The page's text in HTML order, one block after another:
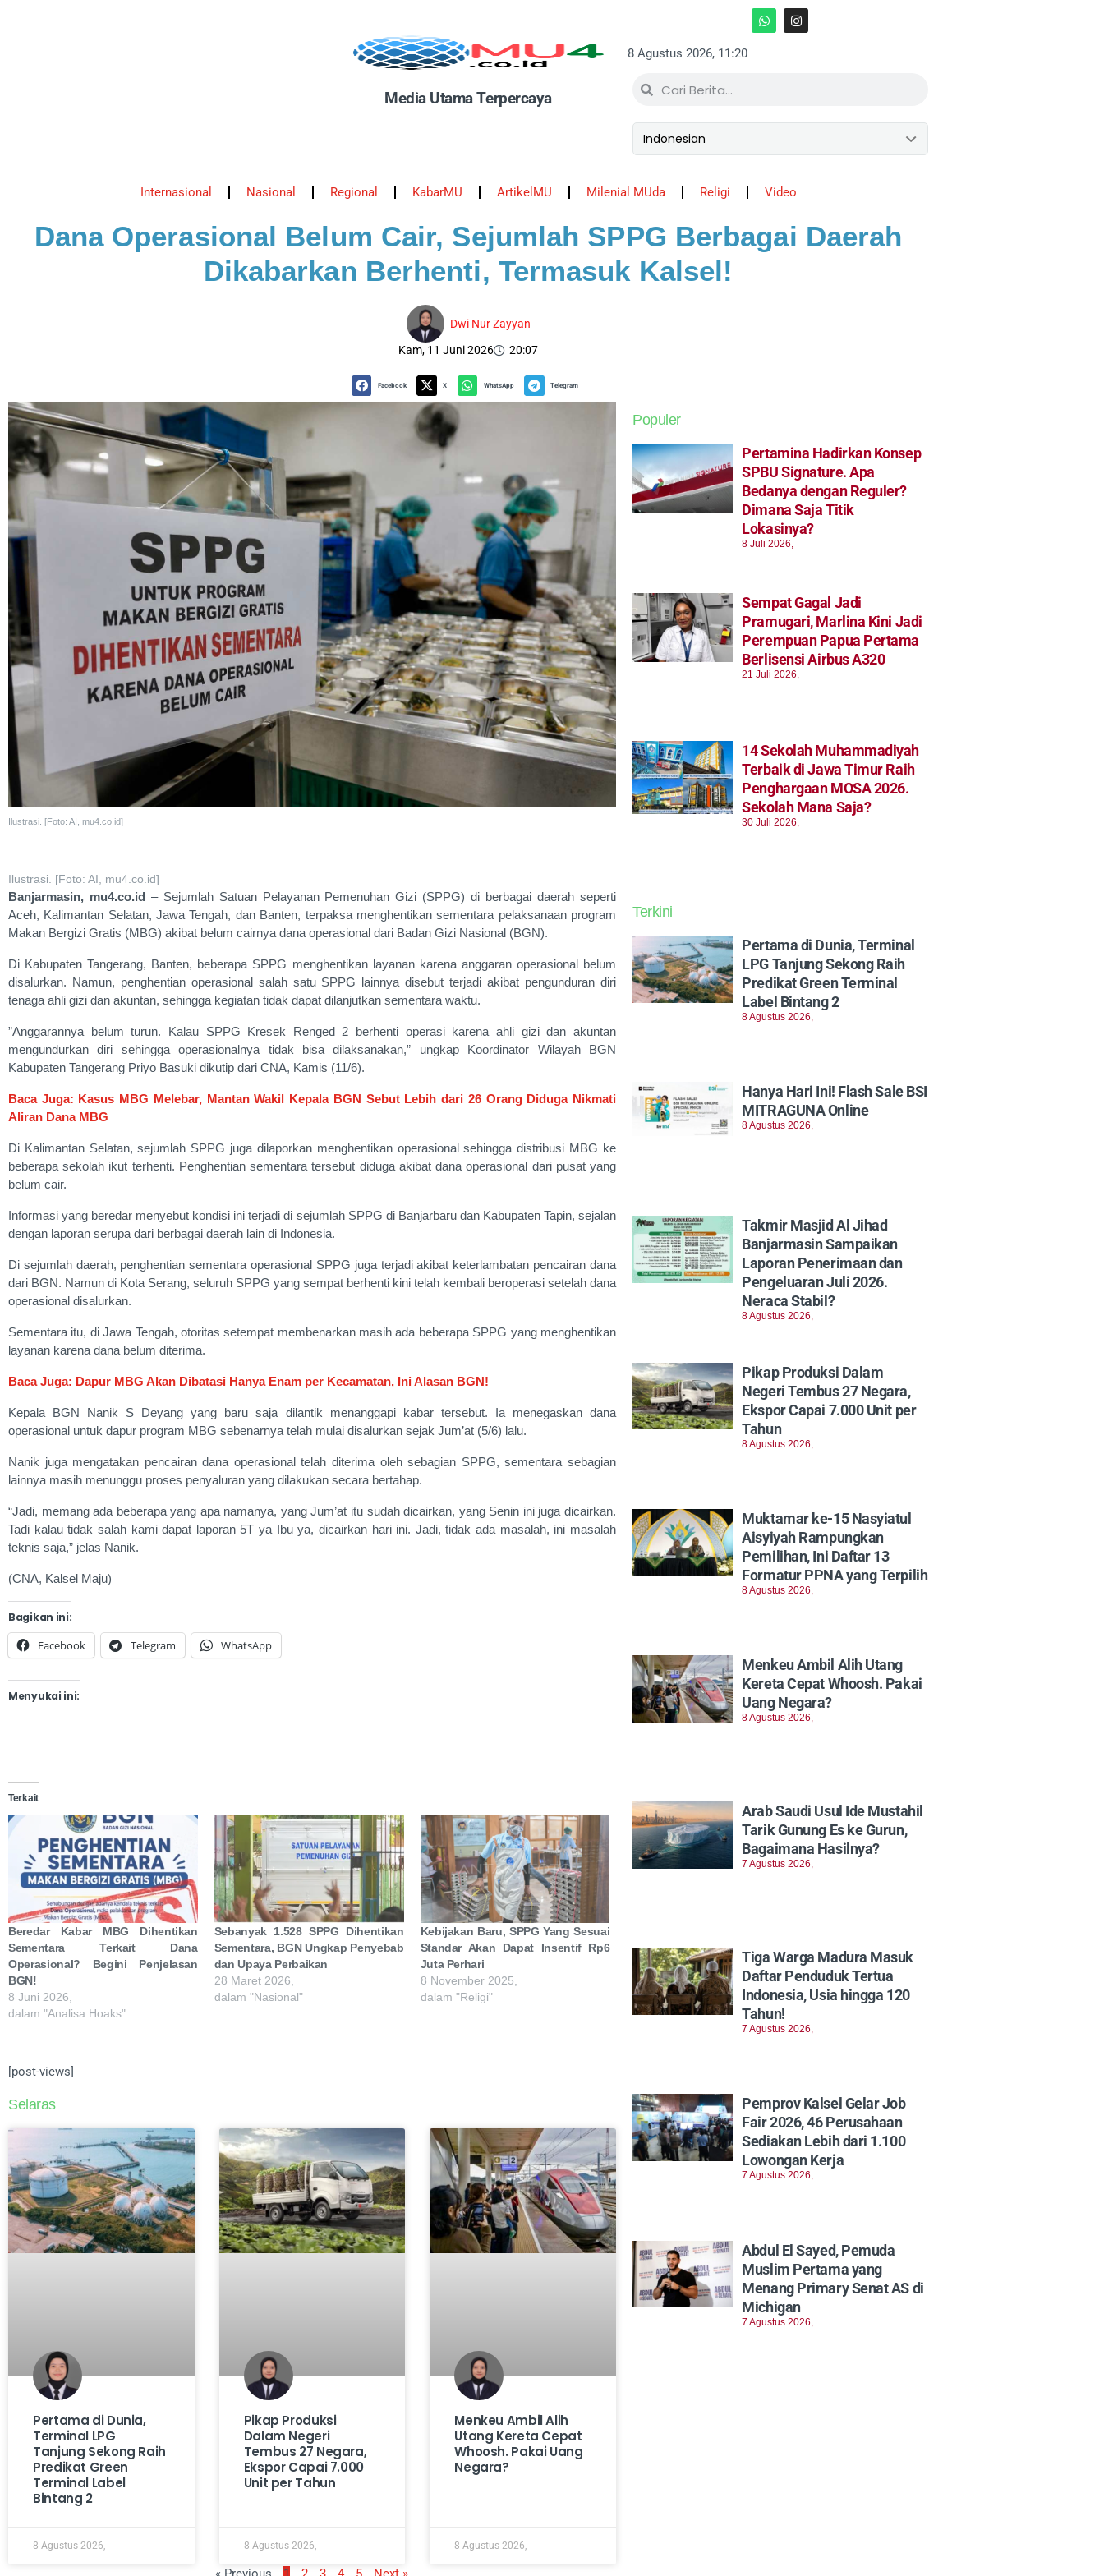
Media Utama Terpercaya
8 Agustus 2026, 11:20
Internasional Nasional Regional KabarMU ArtikelMU Milenial MUda Religi Video
Dana Operasional Belum Cair, Sejumlah SPPG Berbagai Daerah
Dikabarkan Berhenti, Termasuk Kalsel!
Dwi Nur Zayyan
Kam, 11 Juni 2026 20:07
Facebook X WhatsApp Telegram
Ilustrasi. [Foto: AI, mu4.co.id]
Ilustrasi. [Foto: AI, mu4.co.id]
Banjarmasin, mu4.co.id – Sejumlah Satuan Pelayanan Pemenuhan Gizi (SPPG) di berbagai daerah seperti
Aceh, Kalimantan Selatan, Jawa Tengah, dan Banten, terpaksa menghentikan sementara pelaksanaan program
Makan Bergizi Gratis (MBG) akibat belum cairnya dana operasional dari Badan Gizi Nasional (BGN).
Di Kabupaten Tangerang, Banten, beberapa SPPG menghentikan layanan karena anggaran operasional belum
disalurkan. Namun, penghentian operasional salah satu SPPG lainnya disebut terjadi akibat pengunduran diri
tenaga ahli gizi dan akuntan, sehingga kegiatan tidak dapat dilanjutkan sementara waktu.
”Anggarannya belum turun. Kalau SPPG Kresek Renged 2 berhenti operasi karena ahli gizi dan akuntan
mengundurkan diri sehingga operasionalnya tidak bisa dilaksanakan,” ungkap Koordinator Wilayah BGN
Kabupaten Tangerang Priyo Basuki dikutip dari CNA, Kamis (11/6).
Baca Juga: Kasus MBG Melebar, Mantan Wakil Kepala BGN Sebut Lebih dari 26 Orang Diduga Nikmati
Aliran Dana MBG
Di Kalimantan Selatan, sejumlah SPPG juga dilaporkan menghentikan operasional sehingga distribusi MBG ke
beberapa sekolah ikut terhenti. Penghentian sementara tersebut diduga akibat dana operasional dari pusat yang
belum cair.
Informasi yang beredar menyebut kondisi ini terjadi di sejumlah SPPG di Banjarbaru dan Kabupaten Tapin, sejalan
dengan laporan serupa dari berbagai daerah lain di Indonesia.
Di sejumlah daerah, penghentian sementara operasional SPPG juga terjadi akibat keterlambatan pencairan dana
dari BGN. Namun di Kota Serang, seluruh SPPG yang sempat berhenti kini telah kembali beroperasi setelah dana
operasional disalurkan.
Sementara itu, di Jawa Tengah, otoritas setempat membenarkan masih ada beberapa SPPG yang menghentikan
layanan karena dana belum diterima.
Baca Juga: Dapur MBG Akan Dibatasi Hanya Enam per Kecamatan, Ini Alasan BGN!
Kepala BGN Nanik S Deyang yang baru saja dilantik menanggapi kabar tersebut. Ia menegaskan dana
operasional untuk dapur program MBG sebenarnya telah mulai disalurkan sejak Jum’at (5/6) lalu.
Nanik juga mengatakan pencairan dana operasional telah diterima oleh sebagian SPPG, sementara sebagian
lainnya masih menunggu proses penyaluran yang dilakukan secara bertahap.
“Jadi, memang ada beberapa yang apa namanya, yang Jum’at itu sudah dicairkan, yang Senin ini juga dicairkan.
Tadi kalau tidak salah kami dapat laporan 5T ya Ibu ya, dicairkan hari ini. Jadi, tidak ada masalah, ini masalah
teknis saja,” jelas Nanik.
(CNA, Kalsel Maju)
Bagikan ini:
Facebook Telegram WhatsApp
Menyukai ini:
Terkait
Beredar Kabar MBG Dihentikan
Sementara Terkait Dana
Operasional? Begini Penjelasan
BGN!
8 Juni 2026,
dalam "Analisa Hoaks"
Sebanyak 1.528 SPPG Dihentikan
Sementara, BGN Ungkap Penyebab
dan Upaya Perbaikan
28 Maret 2026,
dalam "Nasional"
Kebijakan Baru, SPPG Yang Sesuai
Standar Akan Dapat Insentif Rp6
Juta Perhari
8 November 2025,
dalam "Religi"
[post-views]
Selaras
Pertama di Dunia,
Terminal LPG
Tanjung Sekong Raih
Predikat Green
Terminal Label
Bintang 2
8 Agustus 2026,
Pikap Produksi
Dalam Negeri
Tembus 27 Negara,
Ekspor Capai 7.000
Unit per Tahun
8 Agustus 2026,
Menkeu Ambil Alih
Utang Kereta Cepat
Whoosh. Pakai Uang
Negara?
8 Agustus 2026,
Populer
Pertamina Hadirkan Konsep
SPBU Signature. Apa
Bedanya dengan Reguler?
Dimana Saja Titik
Lokasinya?
8 Juli 2026,
Sempat Gagal Jadi
Pramugari, Marlina Kini Jadi
Perempuan Papua Pertama
Berlisensi Airbus A320
21 Juli 2026,
14 Sekolah Muhammadiyah
Terbaik di Jawa Timur Raih
Penghargaan MOSA 2026.
Sekolah Mana Saja?
30 Juli 2026,
Terkini
Pertama di Dunia, Terminal
LPG Tanjung Sekong Raih
Predikat Green Terminal
Label Bintang 2
8 Agustus 2026,
Hanya Hari Ini! Flash Sale BSI
MITRAGUNA Online
8 Agustus 2026,
Takmir Masjid Al Jihad
Banjarmasin Sampaikan
Laporan Penerimaan dan
Pengeluaran Juli 2026.
Neraca Stabil?
8 Agustus 2026,
Pikap Produksi Dalam
Negeri Tembus 27 Negara,
Ekspor Capai 7.000 Unit per
Tahun
8 Agustus 2026,
Muktamar ke-15 Nasyiatul
Aisyiyah Rampungkan
Pemilihan, Ini Daftar 13
Formatur PPNA yang Terpilih
8 Agustus 2026,
Menkeu Ambil Alih Utang
Kereta Cepat Whoosh. Pakai
Uang Negara?
8 Agustus 2026,
Arab Saudi Usul Ide Mustahil
Tarik Gunung Es ke Gurun,
Bagaimana Hasilnya?
7 Agustus 2026,
Tiga Warga Madura Masuk
Daftar Penduduk Tertua
Indonesia, Usia hingga 120
Tahun!
7 Agustus 2026,
Pemprov Kalsel Gelar Job
Fair 2026, 46 Perusahaan
Sediakan Lebih dari 1.100
Lowongan Kerja
7 Agustus 2026,
Abdul El Sayed, Pemuda
Muslim Pertama yang
Menang Primary Senat AS di
Michigan
7 Agustus 2026,